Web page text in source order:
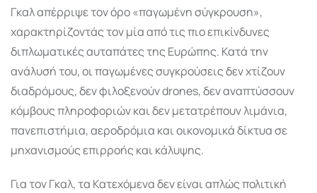
Γκαλ απέρριψε τον όρο «παγωμένη σύγκρουση»,
χαρακτηρίζοντάς τον μία από τις πιο επικίνδυνες
διπλωματικές αυταπάτες της Ευρώπης. Κατά την
ανάλυσή του, οι παγωμένες συγκρούσεις δεν χτίζουν
διαδρόμους, δεν φιλοξενούν drones, δεν αναπτύσσουν
κόμβους πληροφοριών και δεν μετατρέπουν λιμάνια,
πανεπιστήμια, αεροδρόμια και οικονομικά δίκτυα σε
μηχανισμούς επιρροής και κάλυψης.
Για τον Γκαλ, τα Κατεχόμενα δεν είναι απλώς πολιτική